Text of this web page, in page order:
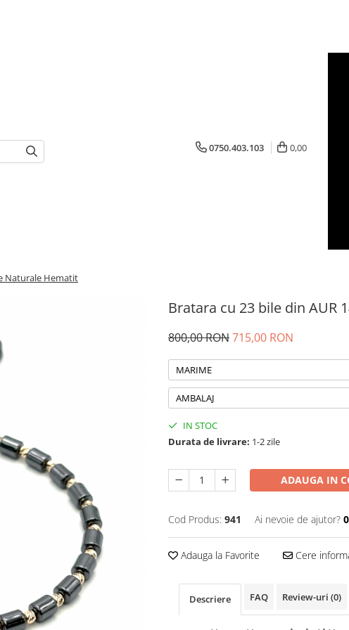
0750.403.103 0,00
Naturale Hematit
Bratara cu 23 bile din AUR
800,00 RON715,00 RON
MARIME
AMBALAJ
IN STOC
Durata de livrare: 1-2 zile
ADAUGA IN
Cod Produs: 941 Ai nevoie de ajutor?
Adauga la Favorite Cere
Descriere FAQ Review-uri (0)